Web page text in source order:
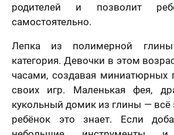
родителей и позволит
самостоятельно.
Лепка из полимерной
категория. Девочки в этом
часами, создавая миниатюрных
своих игр. Маленькая фея,
кукольный домик из глины — всё
ребёнок это знает. Если